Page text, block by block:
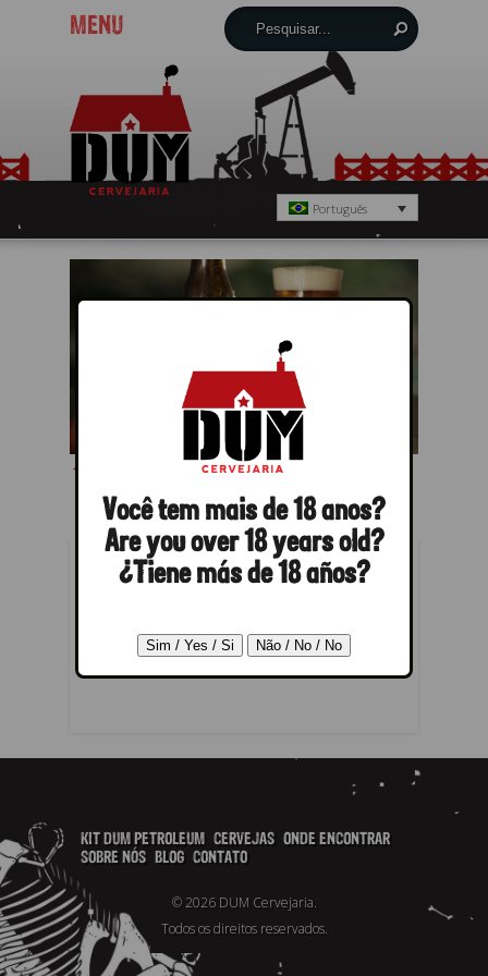
MENU
Português
← Anterior Próximo →
Você precisa fazer ologinpara
KIT DUM PETROLEUM CERVEJAS
ONDE ENCONTRAR
SOBRE NÓS
BLOG CONTATO
© 2026 DUM Cervejaria.
Todos os direitos reservados.
Você tem mais de 18 anos?
Are you over 18 years old?
¿Tiene más de 18 años?